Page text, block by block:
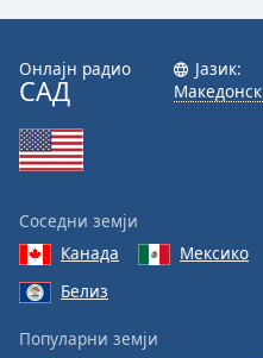
Онлајн радио
САД
Јазик:
Соседни земји
Канада
Мексико
Белиз
Популарни земји